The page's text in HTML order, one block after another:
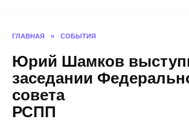
ГЛАВНАЯ » СОБЫТИЯ
Юрий Шамков
заседании
совета